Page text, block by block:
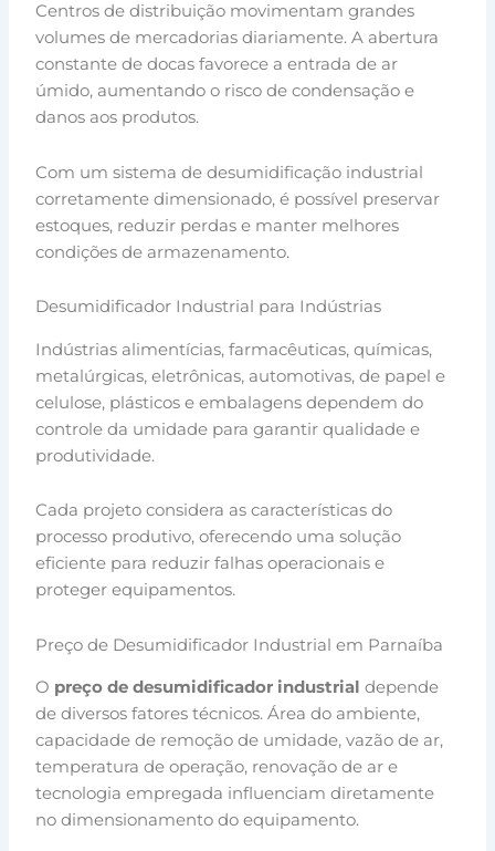
Centros de distribuição movimentam grandes
volumes de mercadorias diariamente. A abertura
constante de docas favorece a entrada de ar
úmido, aumentando o risco de condensação e
danos aos produtos.
Com um sistema de desumidificação industrial
corretamente dimensionado, é possível preservar
estoques, reduzir perdas e manter melhores
condições de armazenamento.
Desumidificador Industrial para Indústrias
Indústrias alimentícias, farmacêuticas, químicas,
metalúrgicas, eletrônicas, automotivas, de papel e
celulose, plásticos e embalagens dependem do
controle da umidade para garantir qualidade e
produtividade.
Cada projeto considera as características do
processo produtivo, oferecendo uma solução
eficiente para reduzir falhas operacionais e
proteger equipamentos.
Preço de Desumidificador Industrial em Parnaíba
O preço de desumidificador industrial depende
de diversos fatores técnicos. Área do ambiente,
capacidade de remoção de umidade, vazão de ar,
temperatura de operação, renovação de ar e
tecnologia empregada influenciam diretamente
no dimensionamento do equipamento.